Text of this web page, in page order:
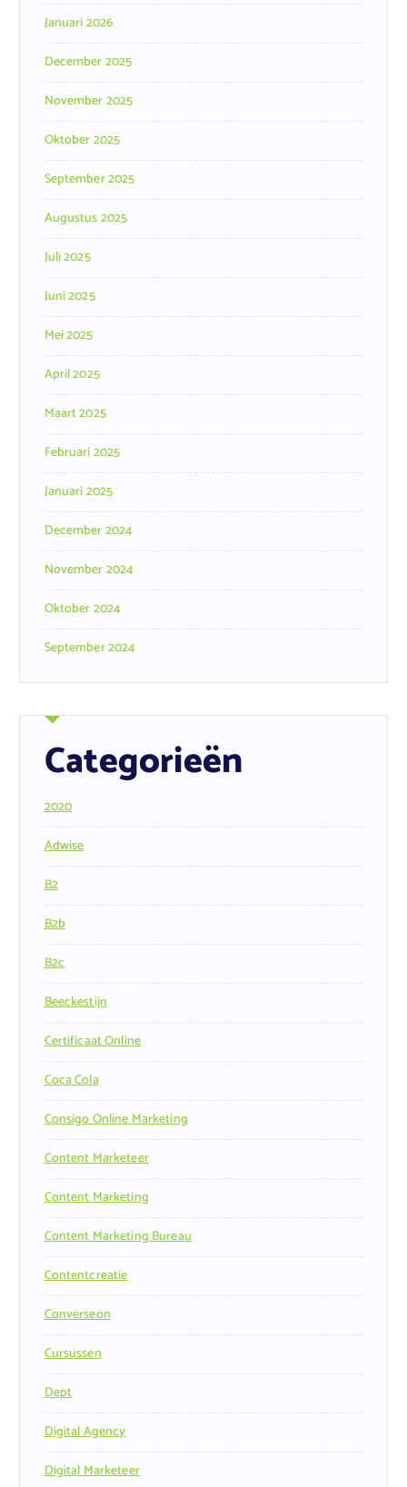
Januari 2026
December 2025
November 2025
Oktober 2025
September 2025
Augustus 2025
Juli 2025
Juni 2025
Mei 2025
April 2025
Maart 2025
Februari 2025
Januari 2025
December 2024
November 2024
Oktober 2024
September 2024
Categorieën
2020
Adwise
B2
B2b
B2c
Beeckestijn
Certificaat Online
Coca Cola
Consigo Online Marketing
Content Marketeer
Content Marketing
Content Marketing Bureau
Contentcreatie
Converseon
Cursussen
Dept
Digital Agency
Digital Marketeer